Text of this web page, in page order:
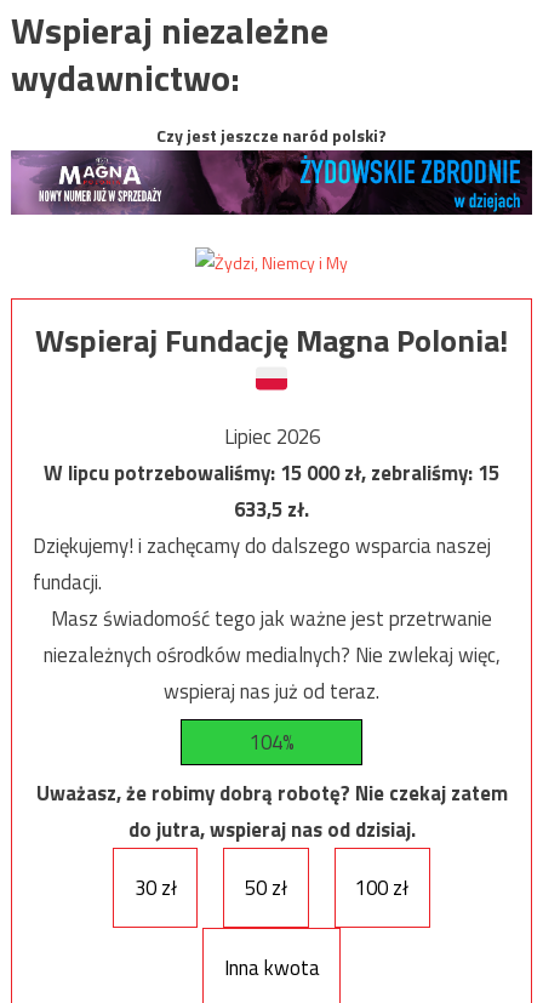
Wspieraj niezależne
wydawnictwo:
Czy jest jeszcze naród polski?
Wspieraj Fundację Magna Polonia!
Lipiec 2026
W lipcu potrzebowaliśmy:15 000zł, zebraliśmy:15
633,5zł.
Dziękujemy! i zachęcamy do dalszego wsparcia naszej
fundacji.
Masz świadomość tego jak ważne jest przetrwanie
niezależnych ośrodków medialnych? Nie zwlekaj więc,
wspieraj nas już od teraz.
104%
Uważasz, że robimy dobrą robotę? Nie czekaj zatem
do jutra, wspieraj nas od dzisiaj.
30 zł
50 zł 100 zł
Inna kwota